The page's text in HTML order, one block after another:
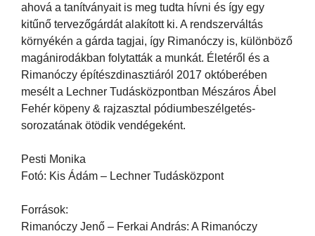
ahová a tanítványait is meg tudta hívni és így egy
kitűnő tervezőgárdát alakított ki. A rendszerváltás
környékén a gárda tagjai, így Rimanóczy is, különböző
magánirodákban folytatták a munkát. Életéről és a
Rimanóczy építészdinasztiáról 2017 októberében
mesélt a Lechner Tudásközpontban Mészáros Ábel
Fehér köpeny & rajzasztal pódiumbeszélgetés-
sorozatának ötödik vendégeként.
Pesti Monika
Fotó: Kis Ádám – Lechner Tudásközpont
Források:
Rimanóczy Jenő – Ferkai András: A Rimanóczy